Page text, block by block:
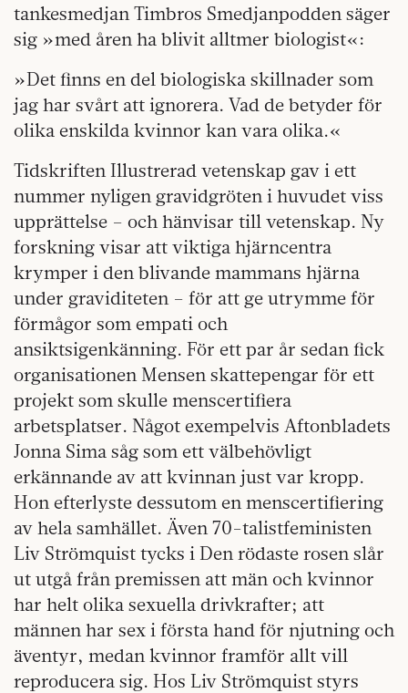
tankesmedjan Timbros Smedjanpodden säger
sig »med åren ha blivit alltmer biologist«:
»Det finns en del biologiska skillnader som
jag har svårt att ignorera. Vad de betyder för
olika enskilda kvinnor kan vara olika.«
Tidskriften Illustrerad vetenskap gav i ett
nummer nyligen gravidgröten i huvudet viss
upprättelse – och hänvisar till vetenskap. Ny
forskning visar att viktiga hjärncentra
krymper i den blivande mammans hjärna
under graviditeten – för att ge utrymme för
förmågor som empati och
ansiktsigenkänning. För ett par år sedan fick
organisationen Mensen skattepengar för ett
projekt som skulle menscertifiera
arbetsplatser. Något exempelvis Aftonbladets
Jonna Sima såg som ett välbehövligt
erkännande av att kvinnan just var kropp.
Hon efterlyste dessutom en menscertifiering
av hela samhället. Även 70-talistfeministen
Liv Strömquist tycks i Den rödaste rosen slår
ut utgå från premissen att män och kvinnor
har helt olika sexuella drivkrafter; att
männen har sex i första hand för njutning och
äventyr, medan kvinnor framför allt vill
reproducera sig. Hos Liv Strömquist styrs